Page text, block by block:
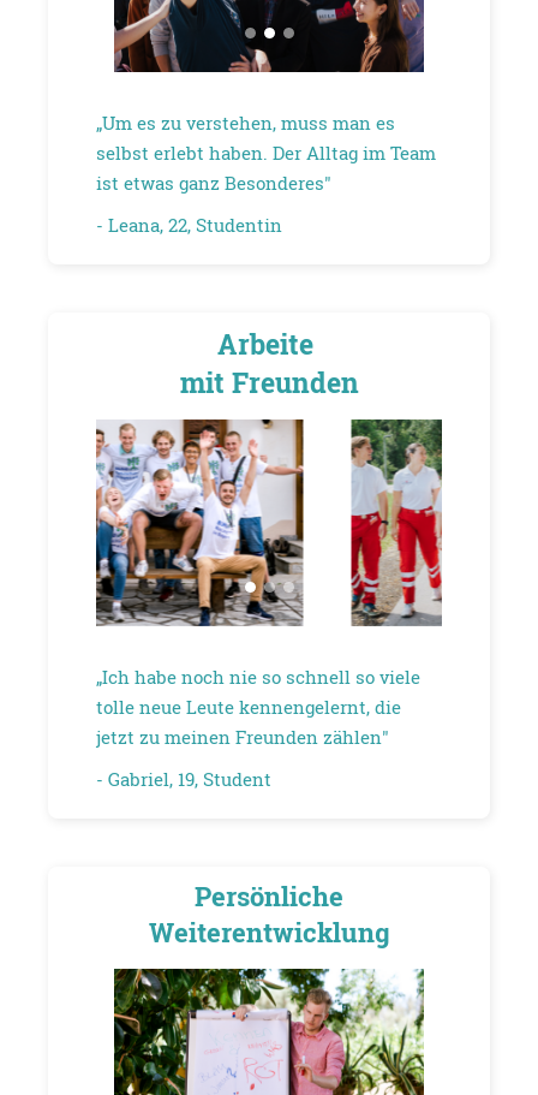
„Um es zu verstehen, muss man es
selbst erlebt haben. Der Alltag im Team
ist etwas ganz Besonderes"
- Leana, 22, Studentin
Arbeite
mit Freunden
„Ich habe noch nie so schnell so viele
tolle neue Leute kennengelernt, die
jetzt zu meinen Freunden zählen"
- Gabriel, 19, Student
Persönliche
Weiterentwicklung